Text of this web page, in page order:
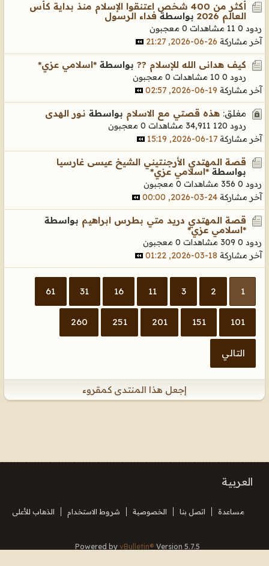
أكثر من 400 شخص اعتنقوا الإسلام منذ بداية كأس
العالم 2026
بواسطة فداء الرسول
ردود 0 11 مشاهدات
0 معجبون
آخر مشاركة 26-06-2026, 21:27
كيف هدانى الله للإسلام ?? بواسطة *اسلامي عزي*
ردود 0 10 مشاهدات
0 معجبون
آخر مشاركة 19-06-2026, 02:57
مغلق: هذه قصتي مع الاسلام بواسطة نـور الهدى
ردود 120 34,911 مشاهدات
0 معجبون
آخر مشاركة 17-06-2026, 15:19
قصة المهتدي الأرجنتيني الشيخ عيسى غارسيا
بواسطة *اسلامي عزي*
ردود 0 356 مشاهدات
0 معجبون
آخر مشاركة 24-03-2026, 00:00
قصة المهتدي دريد متي بطرس ابراهيم بواسطة
*اسلامي عزي*
ردود 0 309 مشاهدات
0 معجبون
آخر مشاركة 18-03-2026, 01:22
1
2
3
11
16
31
61
101
151
201
251
260
التالي
إجعل هذا المنتدى كمقروء
العربية
مساعدة اتصل بنا الخصوصية شروط الاستخدام الذهاب للأعلى
Powered by vBulletin® Version 5.7.5